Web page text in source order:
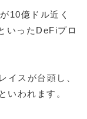
10億ドル近く
いったDeFiプロ
イスが台頭し、
いわれます。